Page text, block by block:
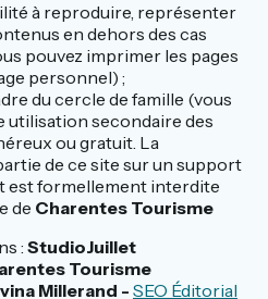
à reproduire, représenter
en dehors des cas
pouvez imprimer les pages
personnel) ;
du cercle de famille (vous
utilisation secondaire des
ou gratuit. La
de ce site sur un support
est formellement interdite
de Charentes Tourisme
: StudioJuillet
Tourisme
Millerand -SEO Éditorial